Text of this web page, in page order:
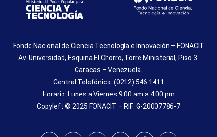
Fondo Nacional de Ciencia Tecnología e Innovación – FONACIT
Av. Universidad, Esquina El Chorro, Torre Ministerial, Piso 3.
Caracas – Venezuela.
Central Telefónica: (0212) 546.1411
Horario: Lunes a Viernes 9:00 am a 4:00 pm
Copyleft © 2025 FONACIT – RIF: G-20007786-7